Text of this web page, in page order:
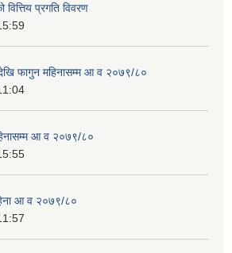
प्रगति विवरण
फागुन महिनासम्म आ व २०७९/८०
आ व २०७९/८०
आ व २०७९/८०